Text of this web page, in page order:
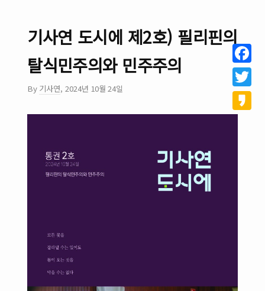
기사연 도시에 제2호) 필리핀의
탈식민주의와 민주주의
By 기사연, 2024년 10월 24일
Twitter